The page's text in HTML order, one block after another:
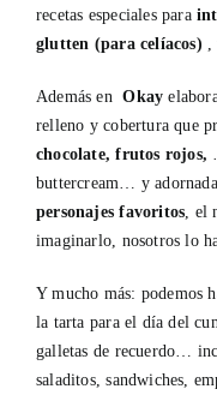
recetas especiales para
glutten (para celíacos) ,
Además enOkay
relleno y cobertura que
chocolate, frutos rojos,
buttercream… y
personajes favoritos, el
imaginarlo, nosotros lo
Y mucho más: podemos
la tarta para el día del
galletas de recuerdo…
saladitos, sandwiches,